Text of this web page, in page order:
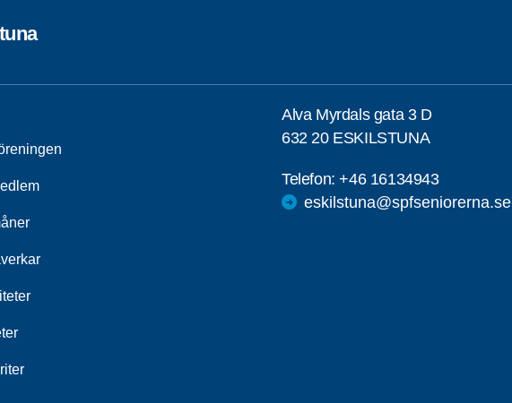
Alva Myrdals gata 3 D
632 20 ESKILSTUNA
Telefon:+46 16134943
eskilstuna@spfseniorerna.se